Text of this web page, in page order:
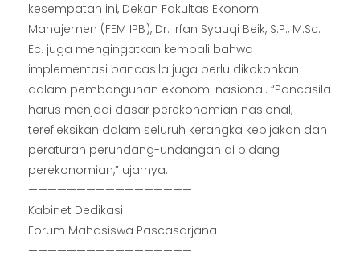
kesempatan ini, Dekan Fakultas Ekonomi
Manajemen (FEM IPB), Dr. Irfan Syauqi Beik, S.P., M.Sc.
Ec. juga mengingatkan kembali bahwa
implementasi pancasila juga perlu dikokohkan
dalam pembangunan ekonomi nasional. “Pancasila
harus menjadi dasar perekonomian nasional,
terefleksikan dalam seluruh kerangka kebijakan dan
peraturan perundang-undangan di bidang
perekonomian,” ujarnya.
—————————————————
Kabinet Dedikasi
Forum Mahasiswa Pascasarjana
—————————————————